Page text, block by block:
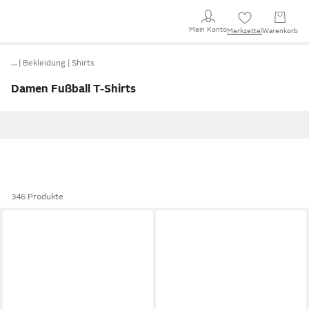
Mein KontoMerkzettel Warenkorb
… Bekleidung Shirts
Damen Fußball T-Shirts
346 Produkte